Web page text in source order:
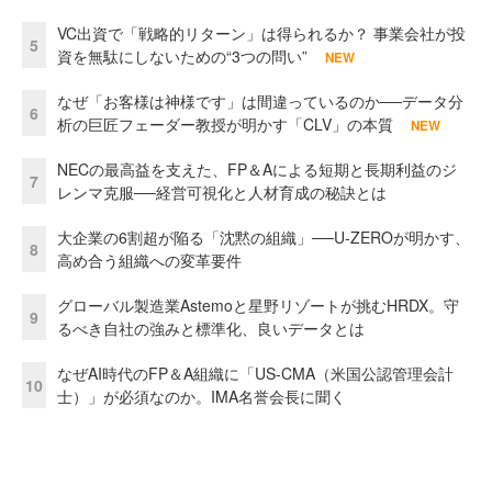
5
VC出資で「戦略的リターン」は得られるか？ 事業会社が投
資を無駄にしないための“3つの問い”
NEW
6
なぜ「お客様は神様です」は間違っているのか──データ分
析の巨匠フェーダー教授が明かす「CLV」の本質
NEW
7
NECの最高益を支えた、FP＆Aによる短期と長期利益のジ
レンマ克服──経営可視化と人材育成の秘訣とは
8
大企業の6割超が陥る「沈黙の組織」──U-ZEROが明かす、
高め合う組織への変革要件
9
グローバル製造業Astemoと星野リゾートが挑むHRDX。守
るべき自社の強みと標準化、良いデータとは
10
なぜAI時代のFP＆A組織に「US-CMA（米国公認管理会計
士）」が必須なのか。IMA名誉会長に聞く